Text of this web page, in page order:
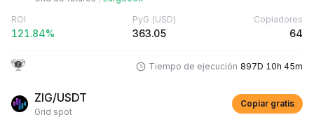
ROI
121.84%
PyG (USD)
363.05
Copiadores
64
Tiempo de ejecución 897D 10h 45m
ZIG/USDT
Grid spot
Copiar gratis